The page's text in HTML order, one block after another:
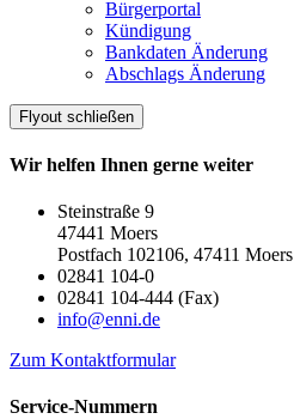
Bürgerportal
Kündigung
Bankdaten Änderung
Abschlags Änderung
Flyout schließen
Wir helfen Ihnen gerne weiter
Steinstraße 9
47441 Moers
Postfach 102106, 47411 Moers
02841 104-0
02841 104-444 (Fax)
info@enni.de
Zum Kontaktformular
Service-Nummern